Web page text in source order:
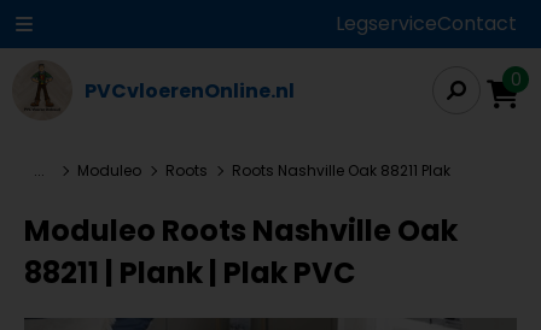
LegserviceContact
PVCvloerenOnline.nl 0
... Moduleo Roots Roots Nashville Oak 88211 Plak
Moduleo Roots Nashville Oak
88211 | Plank | Plak PVC